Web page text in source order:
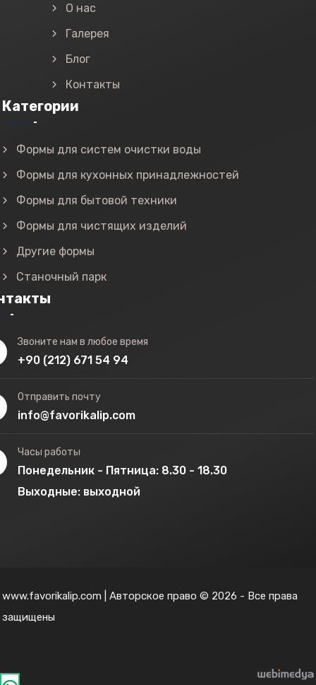
О нас
Галерея
Блог
Контакты
Категории
Формы для систем очистки воды
Формы для кухонных принадлежностей
Формы для бытовой техники
Формы для чистящих изделий
Другие формы
Станочный парк
Звоните нам в любое время
+90 (212) 671 54 94
Отправить почту
info@favorikalip.com
Часы работы
Понедельник - Пятница: 8.30 - 18.30
Выходные: выходной
www.favorikalip.com | Авторское право © 2026 - Все права
защищены